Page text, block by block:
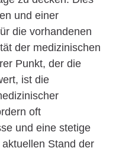
und einer
die vorhandenen
der medizinischen
Punkt, der die
ist die
oft
und eine stetige
Stand der